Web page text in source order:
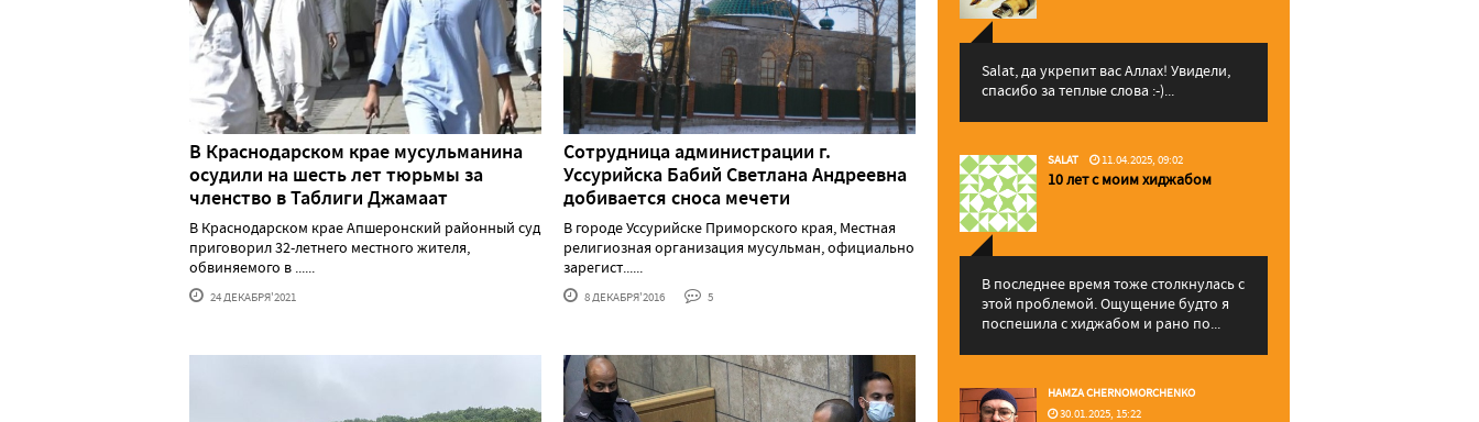
В Краснодарском крае мусульманина
осудили на шесть лет тюрьмы за
членство в Таблиги Джамаат
В Краснодарском крае Апшеронский районный суд
приговорил 32-летнего местного жителя,
обвиняемого в ......
24 ДЕКАБРЯ'2021
Сотрудница администрации г.
Уссурийска Бабий Светлана Андреевна
добивается сноса мечети
В городе Уссурийске Приморского края, Местная
религиозная организация мусульман, официально
зарегист......
8 ДЕКАБРЯ'2016 5
Salat, да укрепит вас Аллаx! Увидели,
спасибо за теплые слова :-)...
SALAT 11.04.2025, 09:02
10 лет с моим хиджабом
В последнее время тоже столкнулась с
этой проблемой. Ощущение будто я
поспешила с хиджабом и рано по...
HAMZA CHERNOMORCHENKO
30.01.2025, 15:22